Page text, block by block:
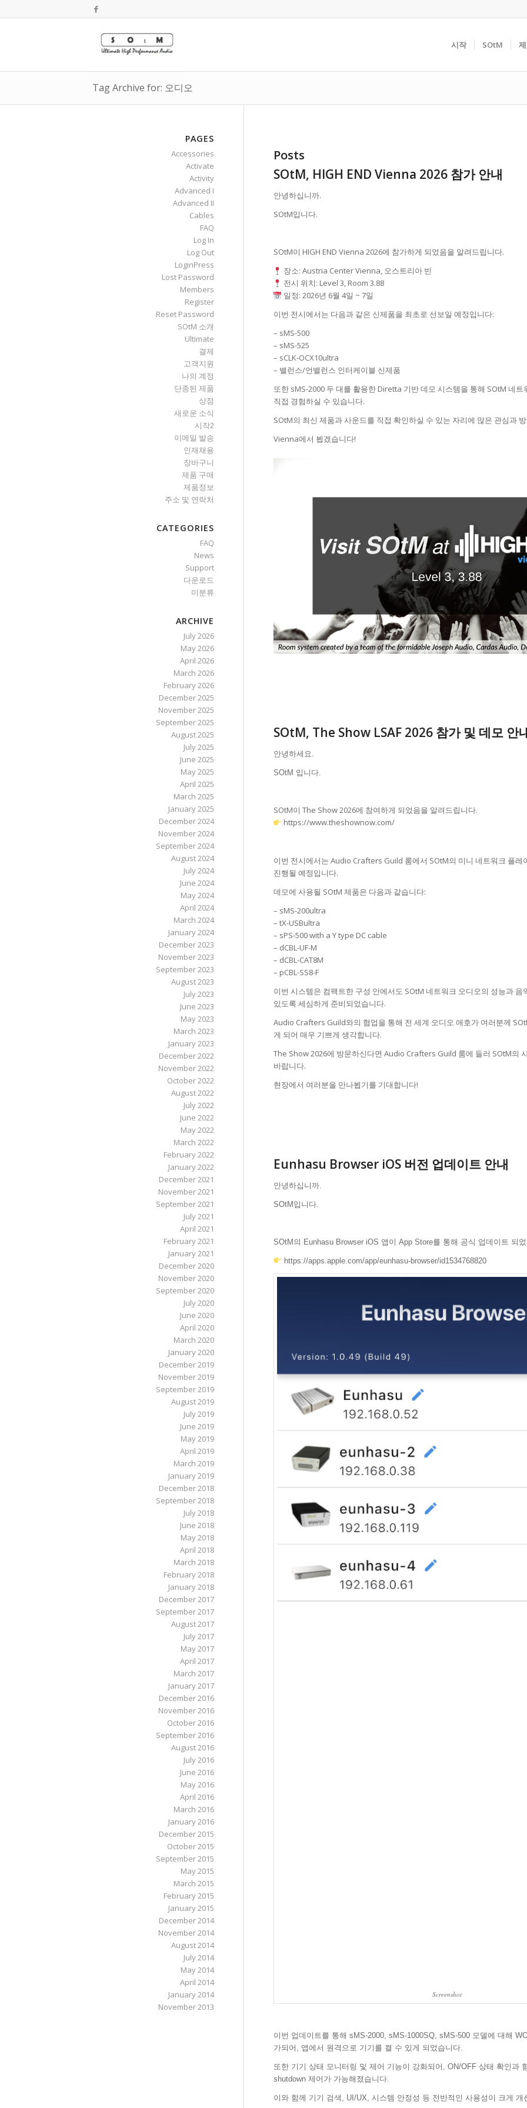
시작 SOtM
Tag Archive for: 오디오
Posts
SOtM, HIGH END Vienna 2026 참가 안내
안녕하십니까.
SOtM입니다.
SOtM이 HIGH END Vienna 2026에 참가하게 되었음을 알려드립니다.
장소: Austria Center Vienna, 오스트리아 빈
전시 위치: Level 3, Room 3.88
일정: 2026년 6월 4일 ~ 7일
이번 전시에서는 다음과 같은 신제품을 최초로 선보일 예정입니다:
– sMS-500
– sMS-525
– sCLK-OCX10ultra
– 밸런스/언밸런스 인터케이블 신제품
또한 sMS-2000 두 대를 활용한 Diretta 기반 데모 시스템을 통해 SOtM 네
직접 경험하실 수 있습니다.
SOtM의 최신 제품과 사운드를 직접 확인하실 수 있는 자리에 많은 관심과
Vienna에서 뵙겠습니다!
SOtM, The Show LSAF 2026 참가 및 데모 안
안녕하세요.
SOtM 입니다.
SOtM이 The Show 2026에 참여하게 되었음을 알려드립니다.
https://www.theshownow.com/
이번 전시에서는 Audio Crafters Guild 룸에서 SOtM의 미니 네트워크 플레
진행될 예정입니다.
데모에 사용될 SOtM 제품은 다음과 같습니다:
– sMS-200ultra
– tX-USBultra
– sPS-500 with a Y type DC cable
– dCBL-UF-M
– dCBL-CAT8M
– pCBL-SS8-F
이번 시스템은 컴팩트한 구성 안에서도 SOtM 네트워크 오디오의 성능과 음
있도록 세심하게 준비되었습니다.
Audio Crafters Guild와의 협업을 통해 전 세계 오디오 애호가 여러분께
게 되어 매우 기쁘게 생각합니다.
The Show 2026에 방문하신다면 Audio Crafters Guild 룸에 들러 SOtM의
바랍니다.
현장에서 여러분을 만나뵙기를 기대합니다!
Eunhasu Browser iOS 버전 업데이트 안내
안녕하십니까.
SOtM입니다.
SOtM의 Eunhasu Browser iOS 앱이 App Store를 통해 공식 업데이트 되
https://apps.apple.com/app/eunhasu-browser/id1534768820
Screenshot
이번 업데이트를 통해 sMS-2000, sMS-1000SQ, sMS-500 모델에 대해
가되어, 앱에서 원격으로 기기를 켤 수 있게 되었습니다.
또한 기기 상태 모니터링 및 제어 기능이 강화되어, ON/OFF 상태 확인과
shutdown 제어가 가능해졌습니다.
이와 함께 기기 검색, UI/UX, 시스템 안정성 등 전반적인 사용성이 크게 개
PAGES
Accessories
Activate
Activity
Advanced I
Advanced II
Cables
FAQ
Log In
Log Out
LoginPress
Lost Password
Members
Register
Reset Password
SOtM 소개
Ultimate
결제
고객지원
나의 계정
단종된 제품
상점
새로운 소식
시작2
이메일 발송
인재채용
장바구니
제품 구매
제품정보
주소 및 연락처
CATEGORIES
FAQ
News
Support
다운로드
미분류
ARCHIVE
July 2026
May 2026
April 2026
March 2026
February 2026
December 2025
November 2025
September 2025
August 2025
July 2025
June 2025
May 2025
April 2025
March 2025
January 2025
December 2024
November 2024
September 2024
August 2024
July 2024
June 2024
May 2024
April 2024
March 2024
January 2024
December 2023
November 2023
September 2023
August 2023
July 2023
June 2023
May 2023
March 2023
January 2023
December 2022
November 2022
October 2022
August 2022
July 2022
June 2022
May 2022
March 2022
February 2022
January 2022
December 2021
November 2021
September 2021
July 2021
April 2021
February 2021
January 2021
December 2020
November 2020
September 2020
July 2020
June 2020
April 2020
March 2020
January 2020
December 2019
November 2019
September 2019
August 2019
July 2019
June 2019
May 2019
April 2019
March 2019
January 2019
December 2018
September 2018
July 2018
June 2018
May 2018
April 2018
March 2018
February 2018
January 2018
December 2017
September 2017
August 2017
July 2017
May 2017
April 2017
March 2017
January 2017
December 2016
November 2016
October 2016
September 2016
August 2016
July 2016
June 2016
May 2016
April 2016
March 2016
January 2016
December 2015
October 2015
September 2015
May 2015
March 2015
February 2015
January 2015
December 2014
November 2014
August 2014
July 2014
May 2014
April 2014
January 2014
November 2013